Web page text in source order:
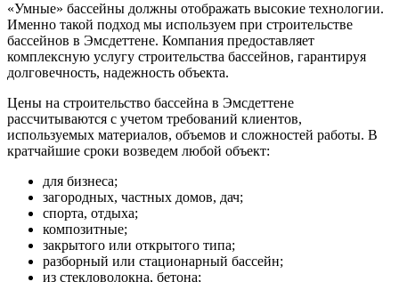
«Умные» бассейны должны отображать высокие технологии.
Именно такой подход мы используем при строительстве
бассейнов в Эмсдеттене. Компания предоставляет
комплексную услугу строительства бассейнов, гарантируя
долговечность, надежность объекта.
Цены на строительство бассейна в Эмсдеттене
рассчитываются с учетом требований клиентов,
используемых материалов, объемов и сложностей работы. В
кратчайшие сроки возведем любой объект:
для бизнеса;
загородных, частных домов, дач;
спорта, отдыха;
композитные;
закрытого или открытого типа;
разборный или стационарный бассейн;
из стекловолокна, бетона;